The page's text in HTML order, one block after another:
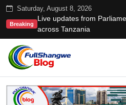
Saturday, August 8, 2026
Breaking
Live updates from
across Tanzania